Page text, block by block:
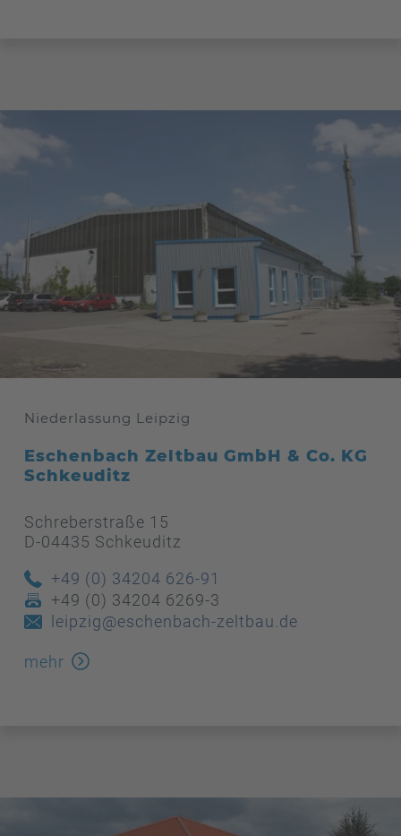
Niederlassung Leipzig
Eschenbach Zeltbau GmbH & Co. KG
Schkeuditz
Schreberstraße 15
D-04435 Schkeuditz
+49 (0) 34204 626-91
+49 (0) 34204 6269-3
leipzig@eschenbach-zeltbau.de
mehr